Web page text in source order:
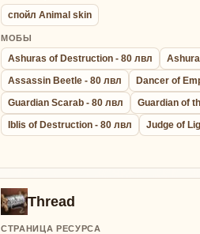
спойл Animal skin
МОБЫ
Ashuras of Destruction - 80 лвл
Assassin Beetle - 80 лвл
Dancer of
Guardian Scarab - 80 лвл
Guardian of
Iblis of Destruction - 80 лвл
Judge of
Thread
СТРАНИЦА РЕСУРСА